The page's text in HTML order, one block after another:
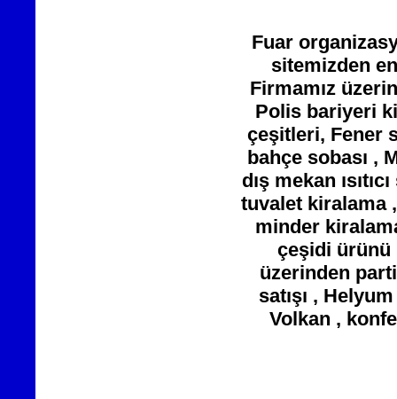
Fuar
sitemizden
Firmamız
Polis bariyeri
çeşitleri, Fener
bahçe sobası ,
dış mekan
tuvalet kiralama
minder
çeşidi ürünü
üzerinden
satışı ,
Volkan ,